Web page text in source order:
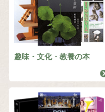
趣味・文化・教養の本